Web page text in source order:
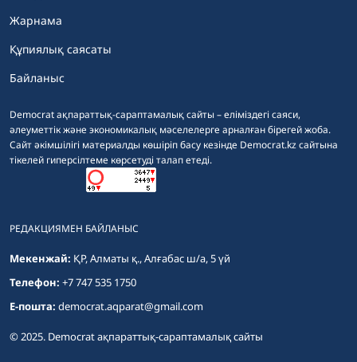
Democrat ақпараттық-сараптамалық сайты – еліміздегі саяси,
әлеуметтік және экономикалық мәселелерге арналған бірегей жоба.
Сайт әкімшілігі материалды көшіріп басу кезінде Democrat.kz сайтына
тікелей гиперсілтеме көрсетуді талап етеді.
Жарнама
Құпиялық саясаты
Байланыс
РЕДАКЦИЯМЕН БАЙЛАНЫС
Мекенжай: ҚР, Алматы қ., Алғабас ш/а, 5 үй
Телефон: +7 747 535 1750
E-пошта: democrat.aqparat@gmail.com
© 2025. Democrat ақпараттық-сараптамалық сайты